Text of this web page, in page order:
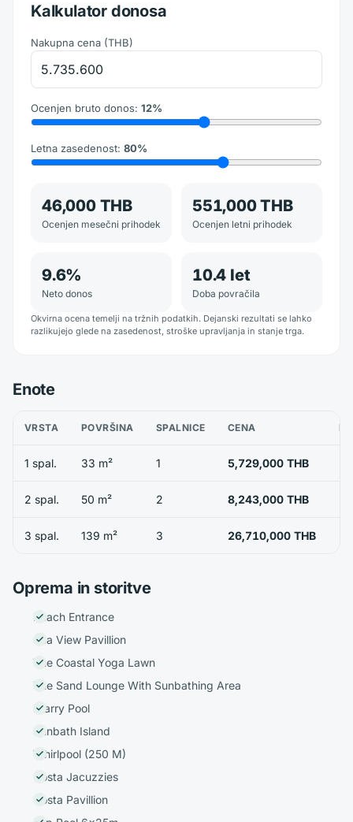
Kalkulator donosa
Nakupna cena (THB)
Ocenjen bruto donos: 12%
Letna zasedenost: 80%
46,000 THB
Ocenjen mesečni prihodek
551,000 THB
Ocenjen letni prihodek
9.6%
Neto donos
10.4 let
Doba povračila
Okvirna ocena temelji na tržnih podatkih. Dejanski rezultati se lahko
razlikujejo glede na zasedenost, stroške upravljanja in stanje trga.
Enote
VRSTA POVRŠINA SPALNICE CENA
1 spal. 33 m² 1 5,729,000 THB
2 spal. 50 m² 2 8,243,000 THB
3 spal. 139 m² 3 26,710,000 THB
Oprema in storitve
Beach Entrance
Sea View Pavillion
The Coastal Yoga Lawn
The Sand Lounge With Sunbathing Area
Starry Pool
Sunbath Island
Whirlpool (250 M)
Costa Jacuzzies
Costa Pavillion